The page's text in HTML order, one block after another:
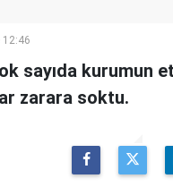
12:46
sayıda kurumun
zarara soktu.